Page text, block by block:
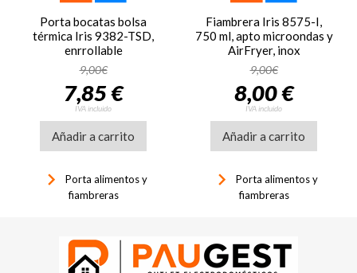
Porta bocatas bolsa
térmica Iris 9382-TSD,
enrrollable
9,00€
7,85 €
IVA incluido
Añadir a carrito
keyboard_arrow_right
Porta alimentos y
fiambreras
Fiambrera Iris 8575-I,
750 ml, apto microondas y
AirFryer, inox
9,00€
8,00 €
IVA incluido
Añadir a carrito
keyboard_arrow_right
Porta alimentos y
fiambreras